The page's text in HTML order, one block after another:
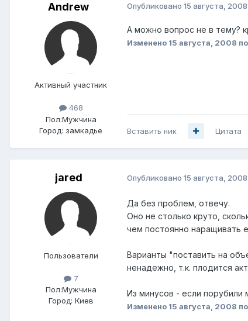
Andrеw
Активный участник
468
Пол:Мужчина
Город: замкадье
Опубликовано 15 августа, 2008
А можно вопрос не в тему?
Изменено 15 августа, 2008
Вставить ник Цитата
jared
Пользователи
7
Пол:Мужчина
Город: Киев
Опубликовано 15 августа, 2008
Да без проблем, отвечу.
Оно не столько круто,
чем постоянно наращивать
Варианты "поставить на
ненадежно, т.к. плодится
Из минусов - если порубили
Изменено 15 августа, 2008